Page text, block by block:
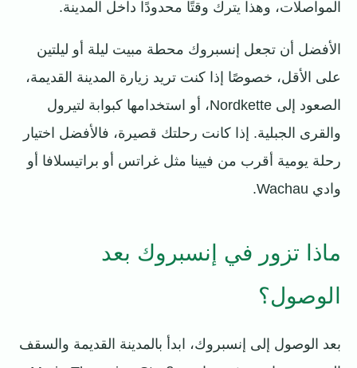
المواصلات، وهذا يترك وقتًا محدودًا داخل المدينة.
الأفضل أن تجعل إنسبروك محطة مبيت ليلة أو ليلتين
على الأقل، خصوصًا إذا كنت تريد زيارة المدينة القديمة،
الصعود إلى Nordkette، أو استخدامها كبوابة لتيرول
والقرى الجبلية. إذا كانت رحلتك قصيرة، فالأفضل اختيار
رحلة يومية أقرب من فيينا مثل غراتس أو براتيسلافا أو
وادي Wachau.
ماذا تزور في إنسبروك بعد
الوصول؟
بعد الوصول إلى إنسبروك، ابدأ بالمدينة القديمة والسقف